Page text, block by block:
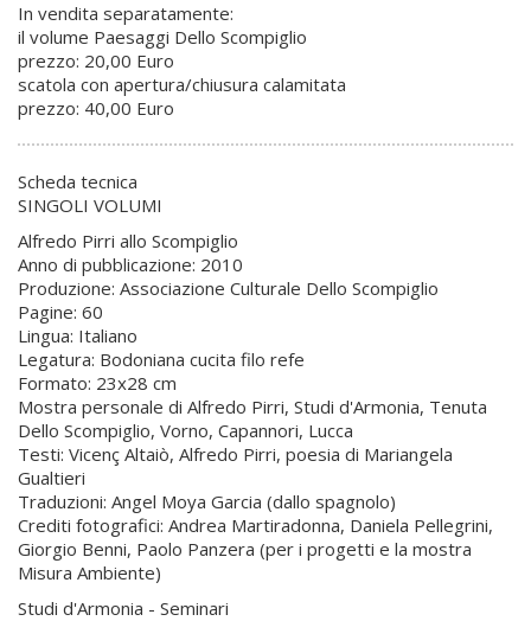
In vendita separatamente:
il volume Paesaggi Dello Scompiglio
prezzo: 20,00 Euro
scatola con apertura/chiusura calamitata
prezzo: 40,00 Euro
Scheda tecnica
SINGOLI VOLUMI
Alfredo Pirri allo Scompiglio
Anno di pubblicazione: 2010
Produzione: Associazione Culturale Dello Scompiglio
Pagine: 60
Lingua: Italiano
Legatura: Bodoniana cucita filo refe
Formato: 23x28 cm
Mostra personale di Alfredo Pirri, Studi d'Armonia, Tenuta
Dello Scompiglio, Vorno, Capannori, Lucca
Testi: Vicenç Altaiò, Alfredo Pirri, poesia di Mariangela
Gualtieri
Traduzioni: Angel Moya Garcia (dallo spagnolo)
Crediti fotografici: Andrea Martiradonna, Daniela Pellegrini,
Giorgio Benni, Paolo Panzera (per i progetti e la mostra
Misura Ambiente)
Studi d'Armonia - Seminari